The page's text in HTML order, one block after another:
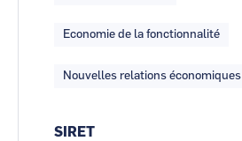
Economie de la fonctionnalité
Nouvelles relations économiques
SIRET